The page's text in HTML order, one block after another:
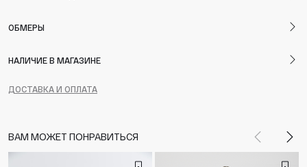
ОБМЕРЫ
НАЛИЧИЕ В МАГАЗИНЕ
ДОСТАВКА И ОПЛАТА
ВАМ МОЖЕТ ПОНРАВИТЬСЯ Назад